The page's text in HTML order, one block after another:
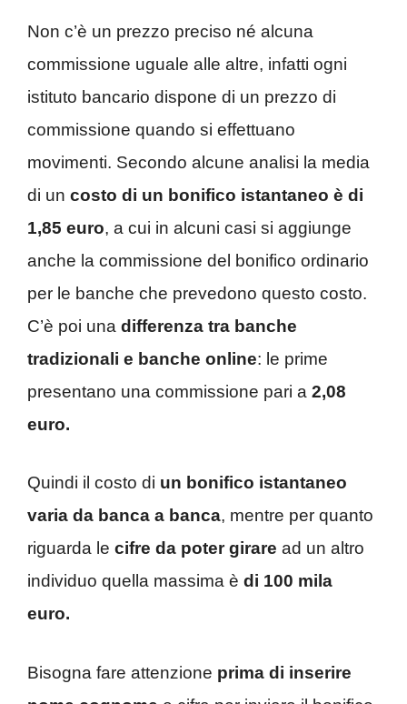
Non c’è un prezzo preciso né alcuna
commissione uguale alle altre, infatti ogni
istituto bancario dispone di un prezzo di
commissione quando si effettuano
movimenti. Secondo alcune analisi la media
di un costo di un bonifico istantaneo è di
1,85 euro, a cui in alcuni casi si aggiunge
anche la commissione del bonifico ordinario
per le banche che prevedono questo costo.
C’è poi una differenza tra banche
tradizionali e banche online: le prime
presentano una commissione pari a 2,08
euro.
Quindi il costo di un bonifico istantaneo
varia da banca a banca, mentre per quanto
riguarda le cifre da poter girare ad un altro
individuo quella massima è di 100 mila
euro.
Bisogna fare attenzione prima di inserire